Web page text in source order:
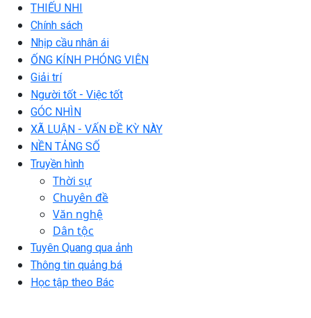
THIẾU NHI
Chính sách
Nhịp cầu nhân ái
ỐNG KÍNH PHÓNG VIÊN
Giải trí
Người tốt - Việc tốt
GÓC NHÌN
XÃ LUẬN - VẤN ĐỀ KỲ NÀY
NỀN TẢNG SỐ
Truyền hình
Thời sự
Chuyên đề
Văn nghệ
Dân tộc
Tuyên Quang qua ảnh
Thông tin quảng bá
Học tập theo Bác